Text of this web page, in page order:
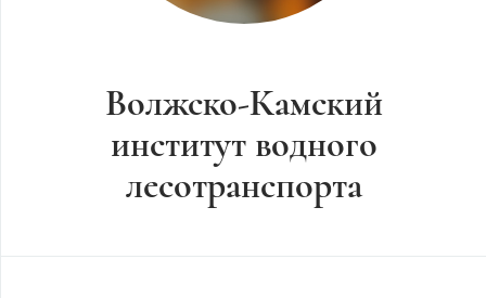
Волжско-Камский
институт водного
лесотранспорта